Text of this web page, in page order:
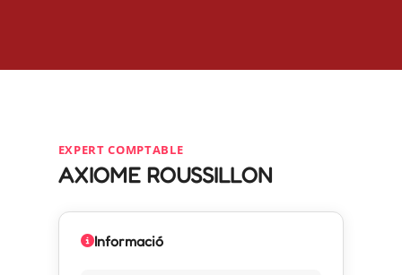
EXPERT COMPTABLE
AXIOME ROUSSILLON
Informació